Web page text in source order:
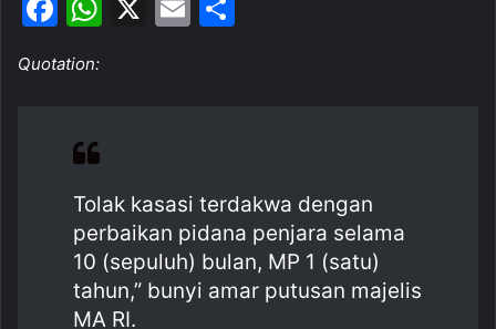
c
b
o
o
k
p
p
Quotation:
Tolak kasasi terdakwa dengan
perbaikan pidana penjara selama
10 (sepuluh) bulan, MP 1 (satu)
tahun,” bunyi amar putusan majelis
MA RI.